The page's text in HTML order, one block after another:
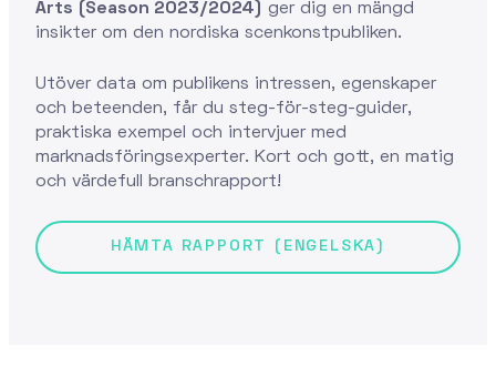
Arts (Season 2023/2024)
ger dig en mängd
insikter om den nordiska scenkonstpubliken.
Utöver data om publikens intressen, egenskaper
och beteenden, får du steg-för-steg-guider,
praktiska exempel och intervjuer med
marknadsföringsexperter. Kort och gott, en matig
och värdefull branschrapport!